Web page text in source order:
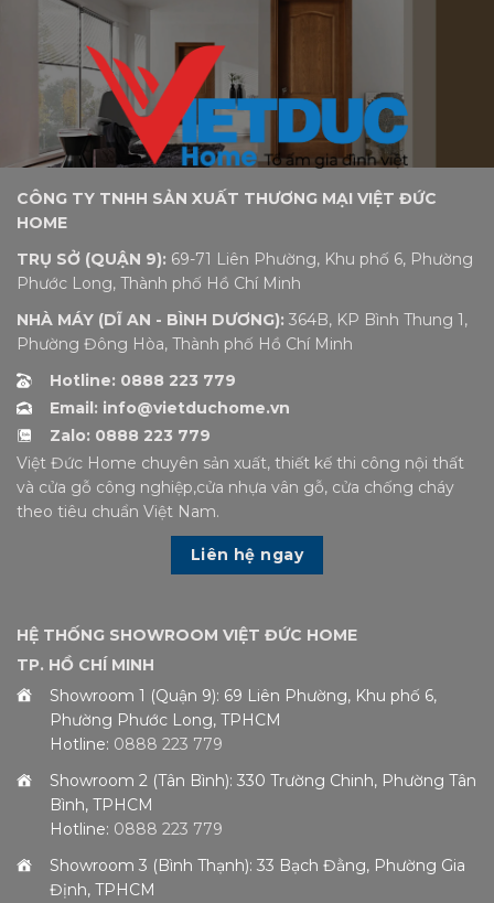
CÔNG TY TNHH SẢN XUẤT THƯƠNG MẠI VIỆT ĐỨC
HOME
TRỤ SỞ (QUẬN 9): 69-71 Liên Phường, Khu phố 6, Phường
Phước Long, Thành phố Hồ Chí Minh
NHÀ MÁY (DĨ AN - BÌNH DƯƠNG): 364B, KP Bình Thung 1,
Phường Đông Hòa, Thành phố Hồ Chí Minh
Hotline: 0888 223 779
Email: info@vietduchome.vn
Zalo: 0888 223 779
Việt Đức Home chuyên sản xuất, thiết kế thi công nội thất
và cửa gỗ công nghiệp,cửa nhựa vân gỗ, cửa chống cháy
theo tiêu chuẩn Việt Nam.
Liên hệ ngay
HỆ THỐNG SHOWROOM VIỆT ĐỨC HOME
TP. HỒ CHÍ MINH
Showroom 1 (Quận 9): 69 Liên Phường, Khu phố 6,
Phường Phước Long, TPHCM
Hotline: 0888 223 779
Showroom 2 (Tân Bình): 330 Trường Chinh, Phường Tân
Bình, TPHCM
Hotline: 0888 223 779
Showroom 3 (Bình Thạnh): 33 Bạch Đằng, Phường Gia
Định, TPHCM